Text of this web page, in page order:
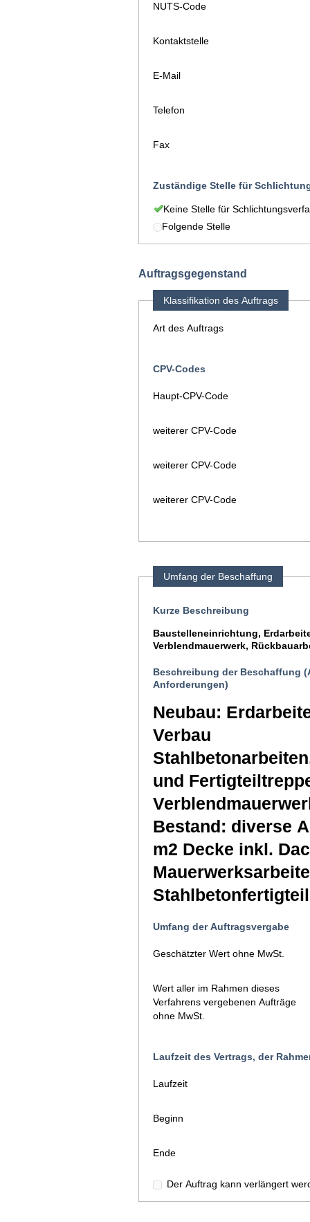
NUTS-Code
Kontaktstelle
E-Mail
Telefon
Fax
Zuständige Stelle für
Keine Stelle für
Folgende Stelle
Auftragsgegenstand
Klassifikation des Auftrags
Art des Auftrags
CPV-Codes
Haupt-CPV-Code
weiterer CPV-Code
weiterer CPV-Code
weiterer CPV-Code
Umfang der Beschaffung
Kurze Beschreibung
Baustelleneinrichtung,
Verblendmauerwerk,
Beschreibung der Beschaffung
Anforderungen)
Neubau:
Verbau
und
Bestand: diverse
m2 Decke inkl.
Umfang der Auftragsvergabe
Geschätzter Wert ohne MwSt.
Wert aller im Rahmen dieses
Verfahrens vergebenen Aufträge
ohne MwSt.
Laufzeit des Vertrags, der
Laufzeit
Beginn
Ende
Der Auftrag kann verlängert